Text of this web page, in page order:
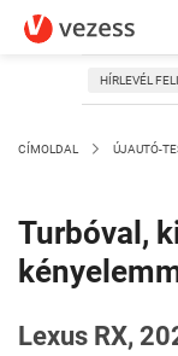
HÍRLEVÉL
CÍMOLDAL ÚJAUTÓ-
Turbóval,
Lexus RX,